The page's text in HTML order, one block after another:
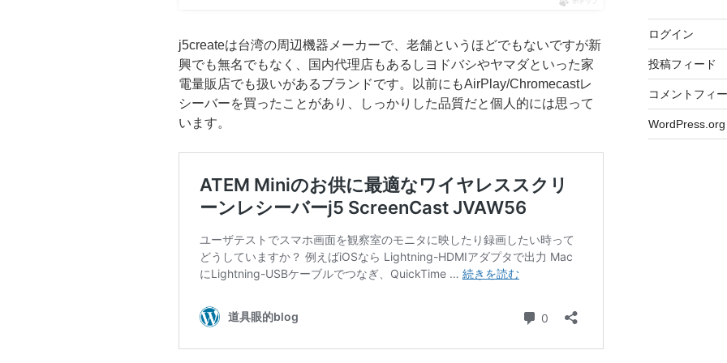
j5createは台湾の周辺機器メーカーで、老舗というほどでもないですが新
興でも無名でもなく、国内代理店もあるしヨドバシやヤマダといった家
電量販店でも扱いがあるブランドです。以前にもAirPlay/Chromecastレ
シーバーを買ったことがあり、しっかりした品質だと個人的には思って
います。
ログイン
投稿フィード
コメントフィ
WordPress.org